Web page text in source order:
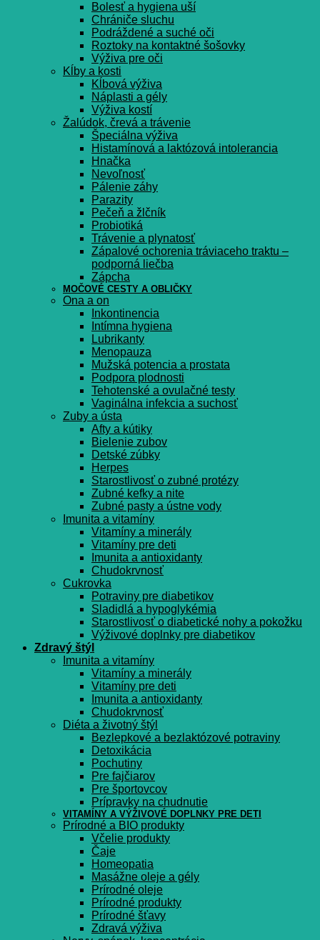
Bolesť a hygiena uší
Chrániče sluchu
Podráždené a suché oči
Roztoky na kontaktné šošovky
Výživa pre oči
Kĺby a kosti
Kĺbová výživa
Náplasti a gély
Výživa kostí
Žalúdok, črevá a trávenie
Špeciálna výživa
Histamínová a laktózová intolerancia
Hnačka
Nevoľnosť
Pálenie záhy
Parazity
Pečeň a žlčník
Probiotiká
Trávenie a plynatosť
Zápalové ochorenia tráviaceho traktu –
podporná liečba
Zápcha
MOČOVÉ CESTY A OBLIČKY
Ona a on
Inkontinencia
Intímna hygiena
Lubrikanty
Menopauza
Mužská potencia a prostata
Podpora plodnosti
Tehotenské a ovulačné testy
Vaginálna infekcia a suchosť
Zuby a ústa
Afty a kútiky
Bielenie zubov
Detské zúbky
Herpes
Starostlivosť o zubné protézy
Zubné kefky a nite
Zubné pasty a ústne vody
Imunita a vitamíny
Vitamíny a minerály
Vitamíny pre deti
Imunita a antioxidanty
Chudokrvnosť
Cukrovka
Potraviny pre diabetikov
Sladidlá a hypoglykémia
Starostlivosť o diabetické nohy a pokožku
Výživové doplnky pre diabetikov
Zdravý štýl
Imunita a vitamíny
Vitamíny a minerály
Vitamíny pre deti
Imunita a antioxidanty
Chudokrvnosť
Diéta a životný štýl
Bezlepkové a bezlaktózové potraviny
Detoxikácia
Pochutiny
Pre fajčiarov
Pre športovcov
Prípravky na chudnutie
VITAMÍNY A VÝŽIVOVÉ DOPLNKY PRE DETI
Prírodné a BIO produkty
Včelie produkty
Čaje
Homeopatia
Masážne oleje a gély
Prírodné oleje
Prírodné produkty
Prírodné šťavy
Zdravá výživa